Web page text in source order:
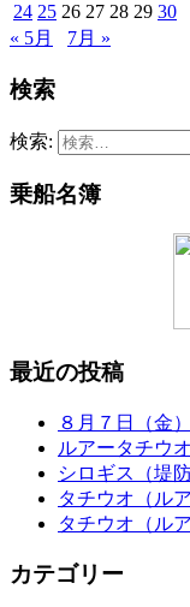
24 25 26 27 28 29 30
« 5月
7月 »
検索
検索:
乗船名簿
最近の投稿
８月７日（金
ルアータチウ
シロギス（堤防
タチウオ（ル
タチウオ（ル
カテゴリー